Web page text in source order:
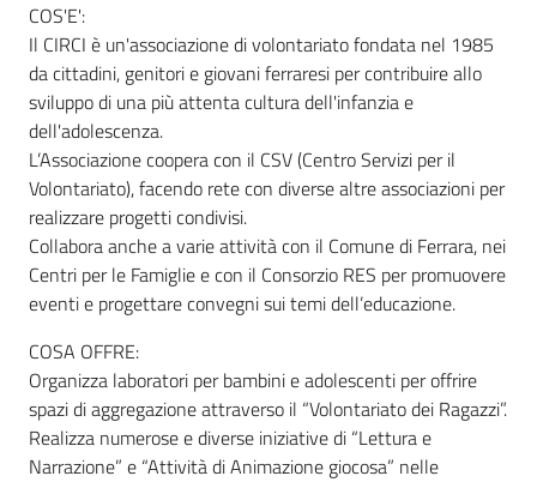
COS'E':
Il CIRCI è un'associazione di volontariato fondata nel 1985
da cittadini, genitori e giovani ferraresi per contribuire allo
sviluppo di una più attenta cultura dell'infanzia e
dell'adolescenza.
L’Associazione coopera con il CSV (Centro Servizi per il
Volontariato), facendo rete con diverse altre associazioni per
realizzare progetti condivisi.
Collabora anche a varie attività con il Comune di Ferrara, nei
Centri per le Famiglie e con il Consorzio RES per promuovere
eventi e progettare convegni sui temi dell’educazione.
COSA OFFRE:
Organizza laboratori per bambini e adolescenti per offrire
spazi di aggregazione attraverso il “Volontariato dei Ragazzi”.
Realizza numerose e diverse iniziative di “Lettura e
Narrazione” e “Attività di Animazione giocosa” nelle